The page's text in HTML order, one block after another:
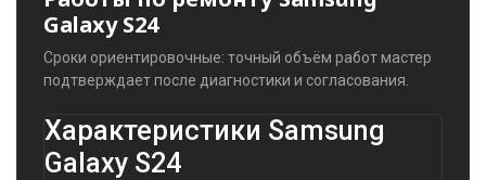
Galaxy S24
Сроки ориентировочные: точный объём работ мастер
подтверждает после диагностики и согласования.
Характеристики Samsung
Galaxy S24